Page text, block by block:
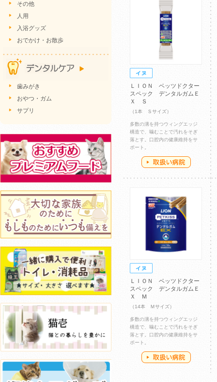
ＬＩＯＮ ベッツドクター
スペック デンタルガムＥ
Ｘ Ｓ
（1本 Ｓサイズ）
多数の溝を持つウィングエッジ
構造で、噛むことで汚れをそぎ
落とす。口腔内の健康維持をサ
ポート。
ＬＩＯＮ ベッツドクター
スペック デンタルガムＥ
Ｘ Ｍ
（14本 Ｍサイズ）
多数の溝を持つウィングエッジ
構造で、噛むことで汚れをそぎ
落とす。口腔内の健康維持をサ
ポート。
その他
人用
入浴グッズ
おでかけ・お散歩
歯みがき
おやつ・ガム
サプリ